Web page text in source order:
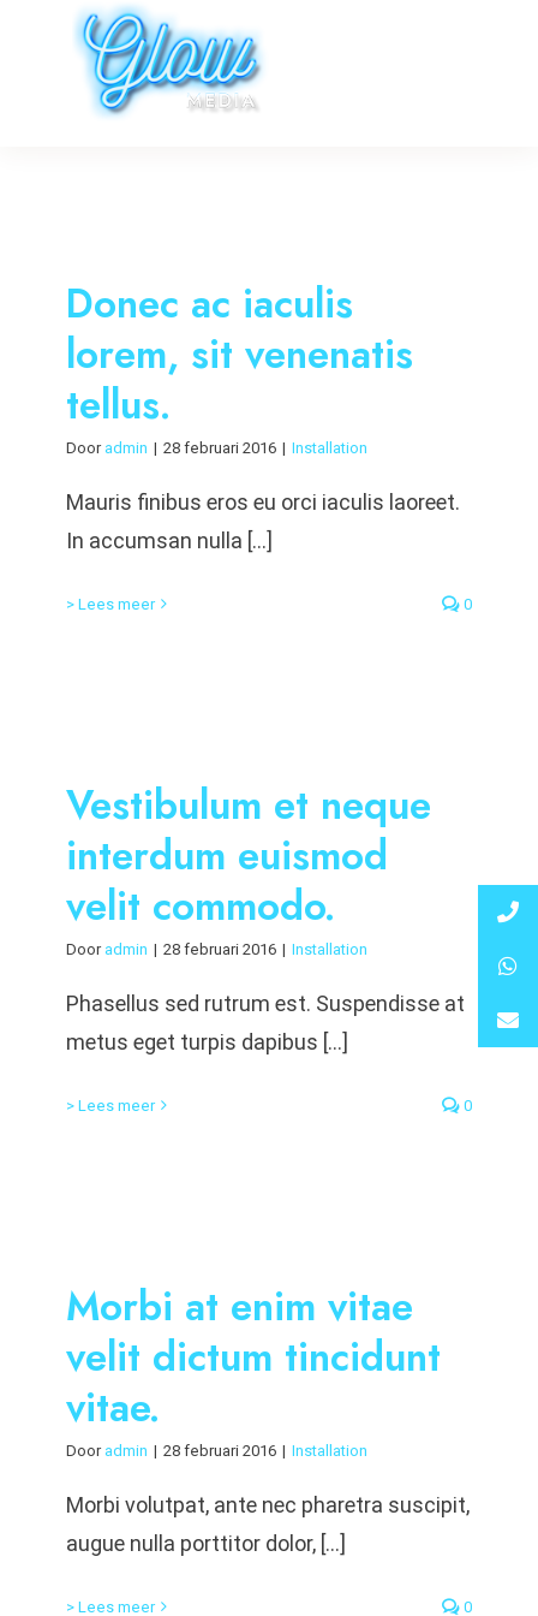
Webdesign
Websites
Webshops
Hosting
Ontwerp
Huisstijlen
Drukwerk
Contact
Donec ac iaculis
lorem, sit venenatis
tellus.
Door admin | 28 februari 2016 | Installation
Mauris finibus eros eu orci iaculis laoreet.
In accumsan nulla [...]
> Lees meer 0
Vestibulum et neque
interdum euismod
velit commodo.
Door admin | 28 februari 2016 | Installation
Phasellus sed rutrum est. Suspendisse at
metus eget turpis dapibus [...]
> Lees meer 0
Morbi at enim vitae
velit dictum tincidunt
vitae.
Door admin | 28 februari 2016 | Installation
Morbi volutpat, ante nec pharetra suscipit,
augue nulla porttitor dolor, [...]
> Lees meer 0